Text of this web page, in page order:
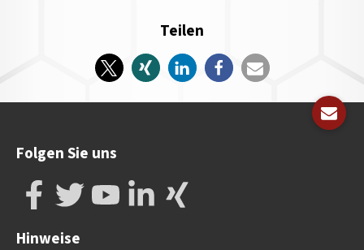
Teilen
Folgen Sie uns
Hinweise